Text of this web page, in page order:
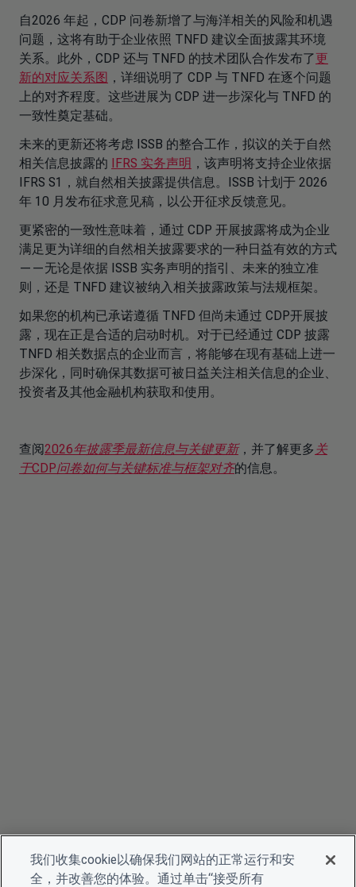
自2026 年起，CDP 问卷新增了与海洋相关的风险和机遇
问题，这将有助于企业依照 TNFD 建议全面披露其环境
关系。此外，CDP 还与 TNFD 的技术团队合作发布了更
新的对应关系图 ，详细说明了 CDP 与 TNFD 在逐个问题
上的对齐程度。这些进展为 CDP 进一步深化与 TNFD 的
一致性奠定基础。
未来的更新还将考虑 ISSB 的整合工作，拟议的关于自然
相关信息披露的 IFRS 实务声明 ，该声明将支持企业依据
IFRS S1，就自然相关披露提供信息。ISSB 计划于 2026
年 10 月发布征求意见稿，以公开征求反馈意见。
更紧密的一致性意味着，通过 CDP 开展披露将成为企业
满足更为详细的自然相关披露要求的一种日益有效的方式
——无论是依据 ISSB 实务声明的指引、未来的独立准
则，还是 TNFD 建议被纳入相关披露政策与法规框架。
如果您的机构已承诺遵循 TNFD 但尚未通过 CDP开展披
露，现在正是合适的启动时机。对于已经通过 CDP 披露
TNFD 相关数据点的企业而言，将能够在现有基础上进一
步深化，同时确保其数据可被日益关注相关信息的企业、
投资者及其他金融机构获取和使用。
查阅2026年披露季最新信息与关键更新，并了解更多 关
于CDP问卷如何与关键标准与框架对齐的信息。
我们收集cookie以确保我们网站的正常运行和安
全，并改善您的体验。通过单击“接受所有